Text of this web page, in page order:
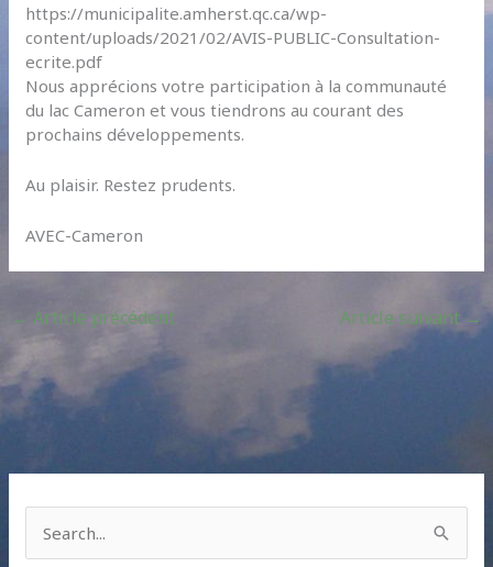
https://municipalite.amherst.qc.ca/wp-
content/uploads/2021/02/AVIS-PUBLIC-Consultation-
ecrite.pdf
Nous apprécions votre participation à la communauté
du lac Cameron et vous tiendrons au courant des
prochains développements.
Au plaisir. Restez prudents.
AVEC-Cameron
← Article précédent Article suivant →